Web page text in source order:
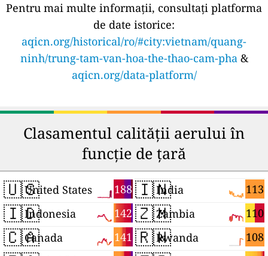
Pentru mai multe informații, consultați platforma
de date istorice:
aqicn.org/historical/ro/#city:vietnam/quang-
ninh/trung-tam-van-hoa-the-thao-cam-pha&
aqicn.org/data-platform/
Clasamentul calității aerului în
funcție de țară
🇺🇸 188
United States
🇮🇩 142
Indonesia
🇨🇦 141
Canada
🇮🇳 113
India
🇿🇲 110
Zambia
🇷🇼 108
Rwanda